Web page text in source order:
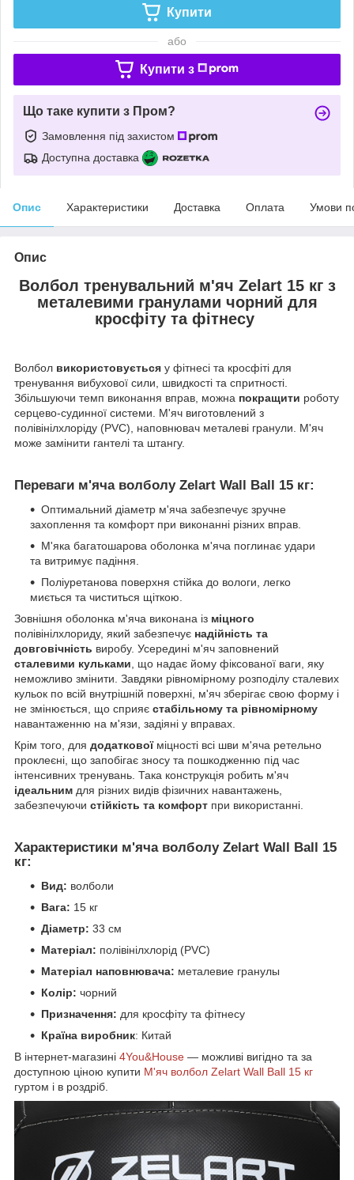
Купити
або
Купити з
Що таке купити з Пром?
Замовлення під захистом
Доступна доставка
Опис Характеристики Доставка Оплата Умови
Опис
Волбол тренувальний м'яч Zelart15 кг з
металевими гранулами чорний для
кросфіту та фітнесу
Волбол використовується у фітнесі та кросфіті для
тренування вибухової сили, швидкості та спритності.
Збільшуючи темп виконання вправ, можна покращити роботу
серцево-судинної системи. М'яч виготовлений з
полівінілхлоріду (PVC), наповнювач металеві гранули. М'яч
може замінити гантелі та штангу.
Переваги м'яча волболу Zelart Wall Ball 15 кг:
Оптимальний діаметр м'яча забезпечує зручне
захоплення та комфорт при виконанні різних вправ.
М'яка багатошарова оболонка м'яча поглинає удари
та витримує падіння.
Поліуретанова поверхня стійка до вологи, легко
миється та чиститься щіткою.
Зовнішня оболонка м'яча виконана із міцного
полівінілхлориду, який забезпечує надійність та
довговічність виробу. Усередині м'яч заповнений
сталевими кульками, що надає йому фіксованої ваги, яку
неможливо змінити. Завдяки рівномірному розподілу сталевих
кульок по всій внутрішній поверхні, м'яч зберігає свою форму і
не змінюється, що сприяє стабільному та рівномірному
навантаженню на м'язи, задіяні у вправах.
Крім того, для додатковоїміцності всі шви м'яча ретельно
проклеєні, що запобігає зносу та пошкодженню під час
інтенсивних тренувань. Така конструкція робить м'яч
ідеальним для різних видів фізичних навантажень,
забезпечуючи стійкість та комфорт при використанні.
Характеристики м'яча волболу Zelart Wall Ball 15
кг:
Вид: волболи
Вага: 15 кг
Діаметр: 33 см
Матеріал: полівінілхлорід (PVC)
Матеріал наповнювача: металевие гранулы
Колір: чорний
Призначення: для кросфіту та фітнесу
Країна виробник: Китай
В інтернет-магазині 4You&House — можливі вигідно та за
доступною ціною купити М'яч волбол Zelart Wall Ball 15 кг
гуртом і в роздріб.